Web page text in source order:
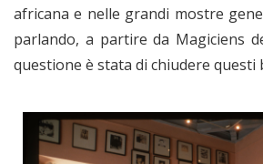
africana e nelle grandi mostre
parlando, a partire da Magiciens
questione è stata di chiudere questi